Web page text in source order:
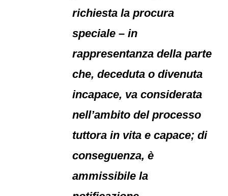
richiesta la procura
speciale – in
rappresentanza della parte
che, deceduta o divenuta
incapace, va considerata
nell’ambito del processo
tuttora in vita e capace; di
conseguenza, è
ammissibile la